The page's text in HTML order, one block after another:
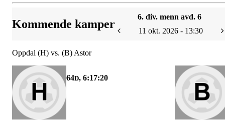
Kommende kamper
6. div. menn avd. 6
11 okt. 2026 - 13:30
Oppdal (H) vs. (B) Astor
64D, 6:17:20